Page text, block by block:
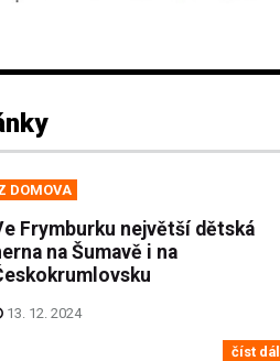
DOMOVA
Frymburku největší dětská
na Šumavě i na
13. 12. 2024
číst dál